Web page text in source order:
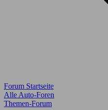
Forum Startseite
Alle Auto-Foren
Themen-Forum